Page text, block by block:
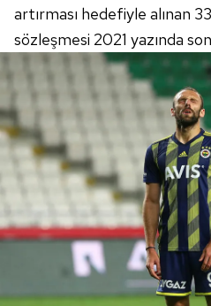
artırması hedefiyle alınan
sözleşmesi 2021 yazında